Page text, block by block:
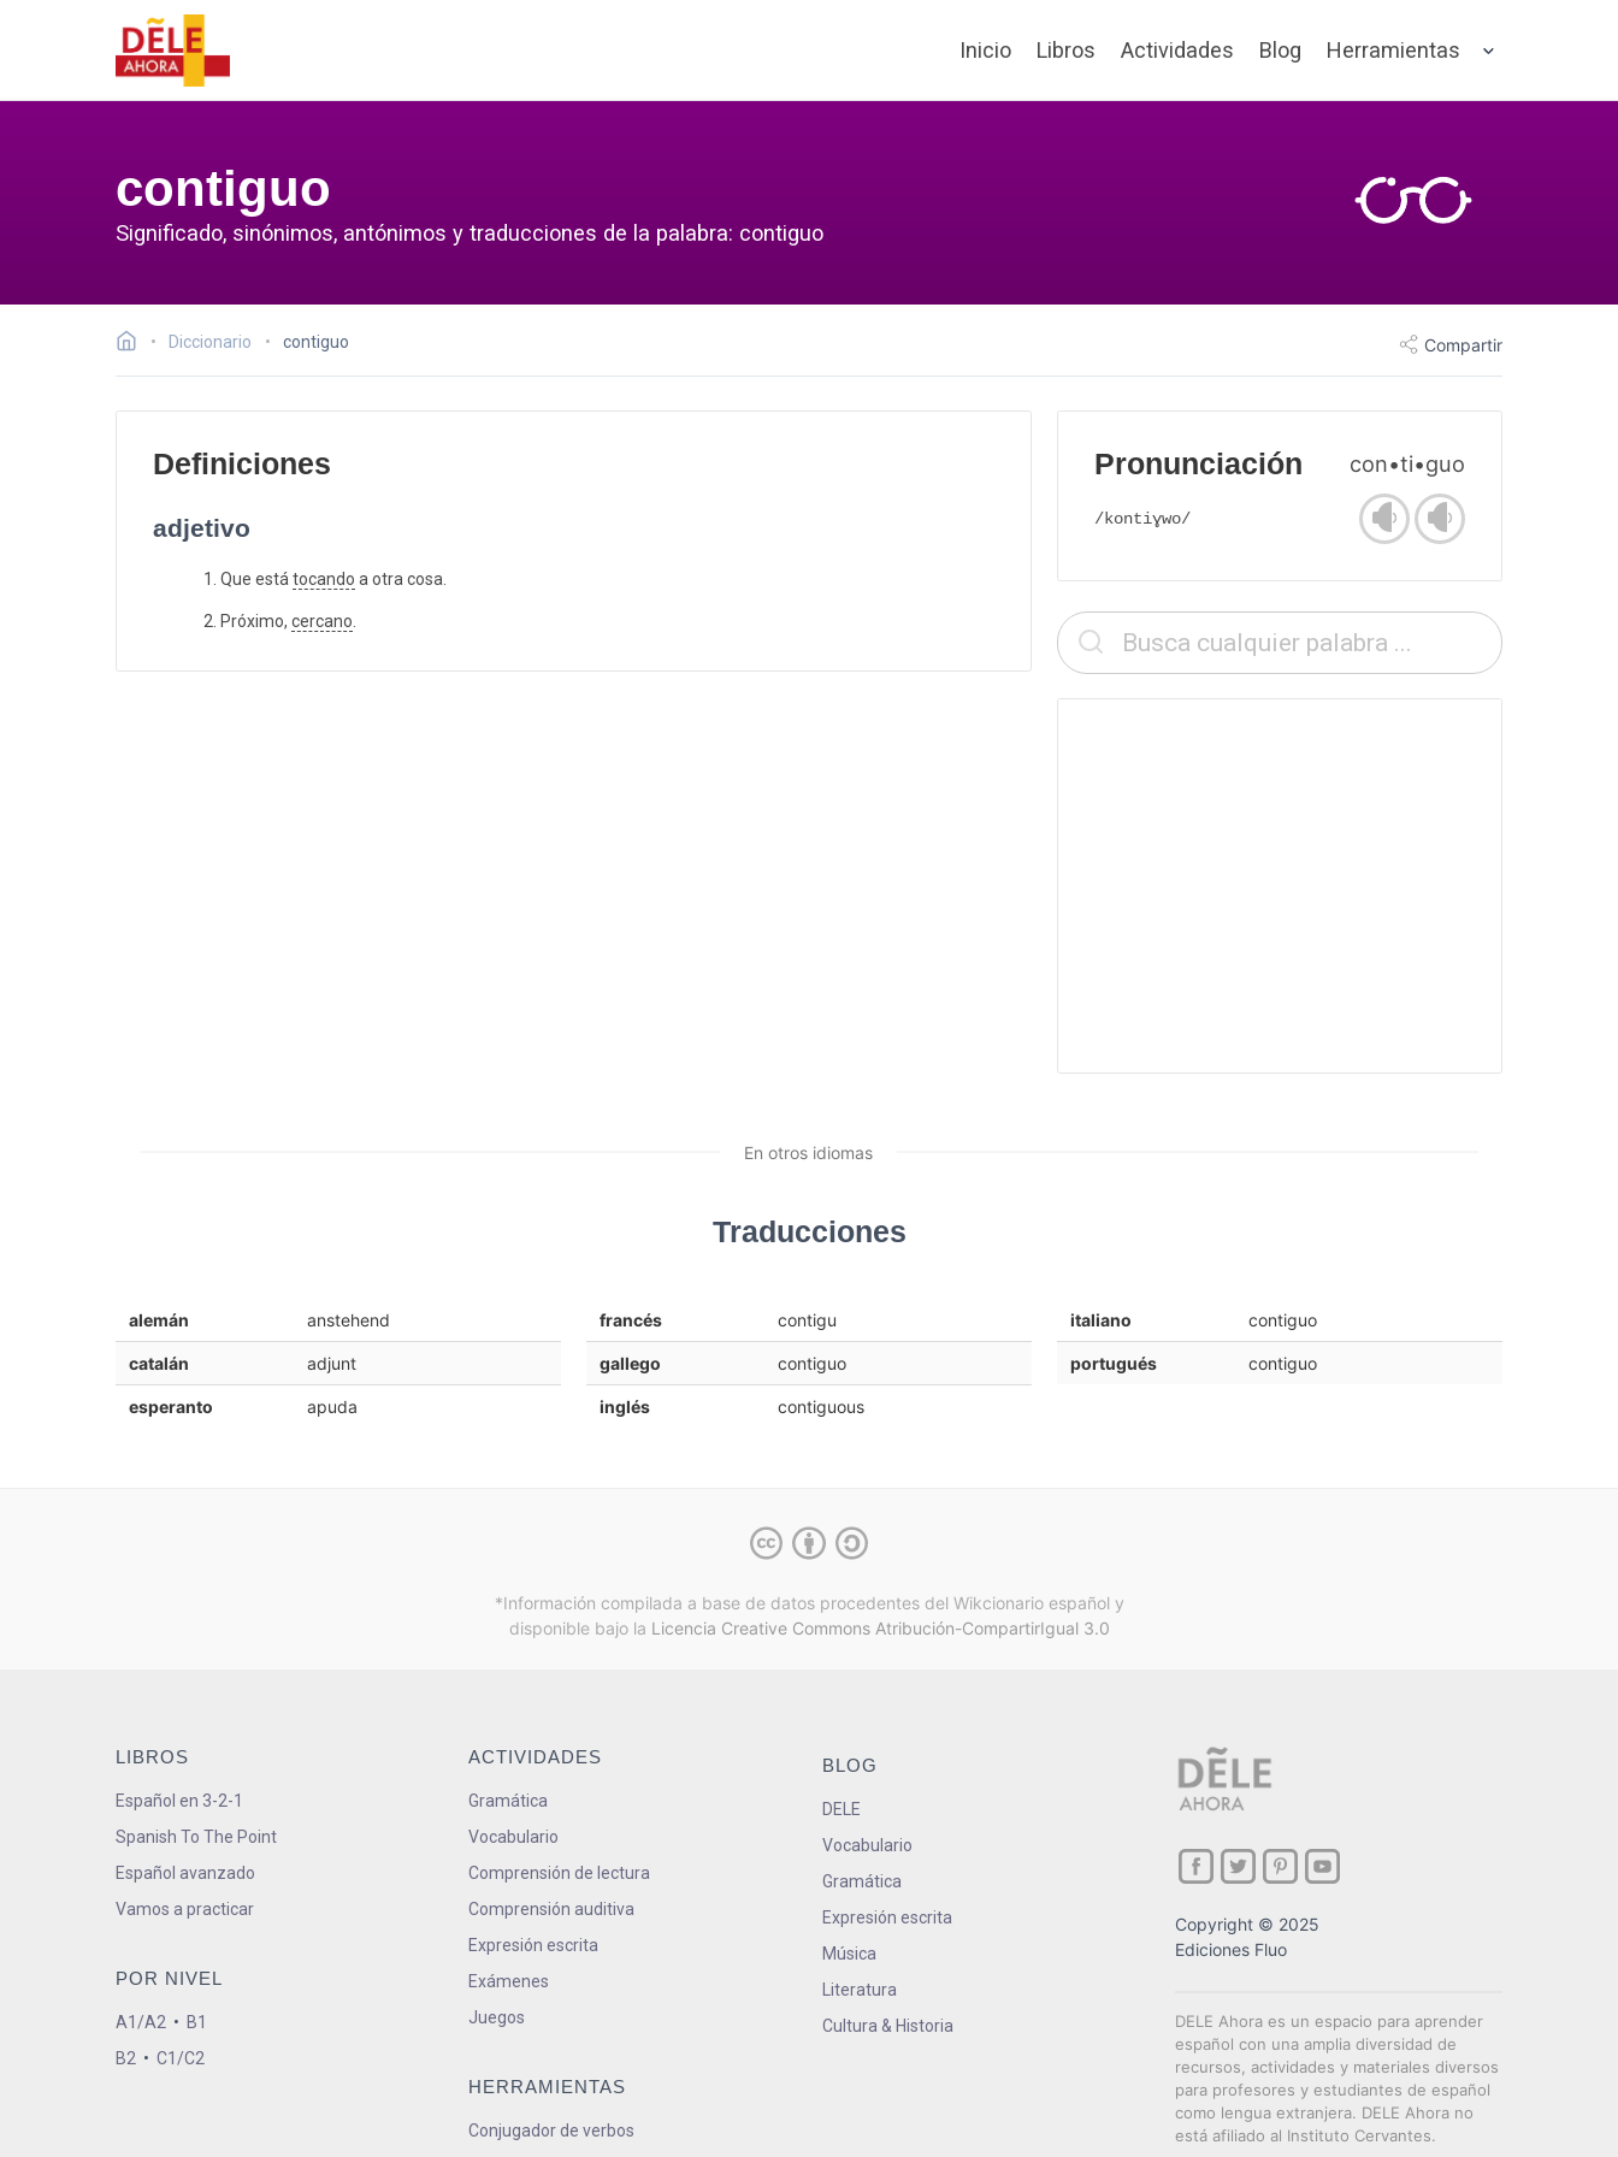
Inicio Libros Actividades Blog Herramientas
contiguo
Significado, sinónimos, antónimos y traducciones de la palabra: contiguo
Diccionario contiguo Compartir
Definiciones
adjetivo
Que estátocando a otra cosa.
Próximo, cercano.
Pronunciación con•ti•guo
/kontiɣwo/
En otros idiomas
Traducciones
alemán anstehend
catalán adjunt
esperanto apuda
francés contigu
gallego contiguo
inglés contiguous
italiano contiguo
portugués contiguo
*Información compilada a base de datos procedentes del Wikcionario español y
disponible bajo la Licencia Creative Commons Atribución-CompartirIgual 3.0
LIBROS
Español en 3-2-1
Spanish To The Point
Español avanzado
Vamos a practicar
POR NIVEL
A1/A2 • B1
B2 • C1/C2
ACTIVIDADES
Gramática
Vocabulario
Comprensión de lectura
Comprensión auditiva
Expresión escrita
Exámenes
Juegos
HERRAMIENTAS
Conjugador de verbos
BLOG
DELE
Vocabulario
Gramática
Expresión escrita
Música
Literatura
Cultura & Historia
Copyright © 2025
Ediciones Fluo
DELE Ahora es un espacio para aprender
español con una amplia diversidad de
recursos, actividades y materiales diversos
para profesores y estudiantes de español
como lengua extranjera. DELE Ahora no
está afiliado al Instituto Cervantes.